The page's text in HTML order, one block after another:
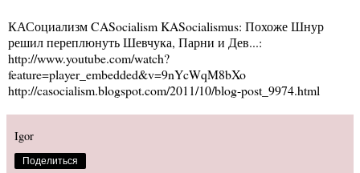
КАСоциализм CASocialism KASocialismus: Похоже Шнур
решил переплюнуть Шевчука, Парни и Дев...:
http://www.youtube.com/watch?
feature=player_embedded&v=9nYcWqM8bXo
http://casocialism.blogspot.com/2011/10/blog-post_9974.html
Igor
Поделиться